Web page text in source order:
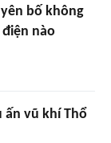
bố không
nào
ấn vũ khí Thổ